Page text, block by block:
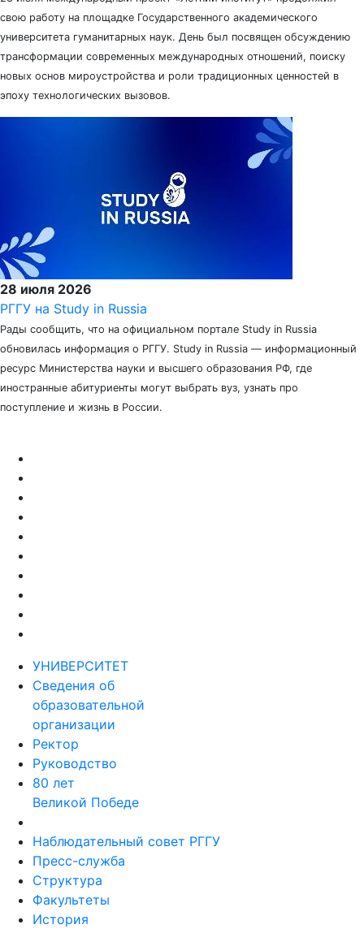
свою работу на площадке Государственного академического
университета гуманитарных наук. День был посвящен обсуждению
трансформации современных международных отношений, поиску
новых основ мироустройства и роли традиционных ценностей в
эпоху технологических вызовов.
28 июля 2026
РГГУ на Study in Russia
Рады сообщить, что на официальном портале Study in Russia
обновилась информация о РГГУ. Study in Russia — информационный
ресурс Министерства науки и высшего образования РФ, где
иностранные абитуриенты могут выбрать вуз, узнать про
поступление и жизнь в России.
УНИВЕРСИТЕТ
Сведения об
образовательной
организации
Ректор
Руководство
80 лет
Великой Победе
Наблюдательный совет РГГУ
Пресс-служба
Структура
Факультеты
История